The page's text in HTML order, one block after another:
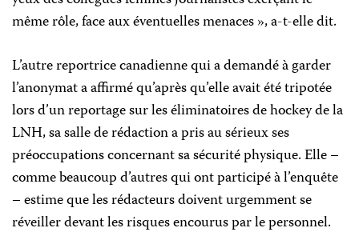
même rôle, face aux éventuelles menaces », a-t-elle dit.
L’autre reportrice canadienne qui a demandé à garder
l’anonymat a affirmé qu’après qu’elle avait été tripotée
lors d’un reportage sur les éliminatoires de hockey de la
LNH, sa salle de rédaction a pris au sérieux ses
préoccupations concernant sa sécurité physique. Elle –
comme beaucoup d’autres qui ont participé à l’enquête
– estime que les rédacteurs doivent urgemment se
réveiller devant les risques encourus par le personnel.